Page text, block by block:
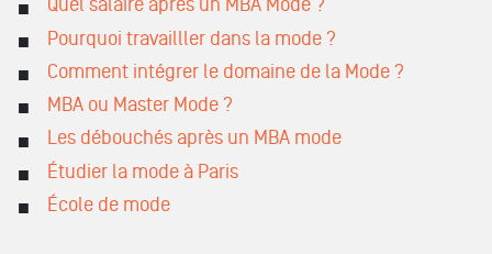
Quel salaire après un MBA Mode ?
Pourquoi travailller dans la mode ?
Comment intégrer le domaine de la Mode ?
MBA ou Master Mode ?
Les débouchés après un MBA mode
Étudier la mode à Paris
École de mode